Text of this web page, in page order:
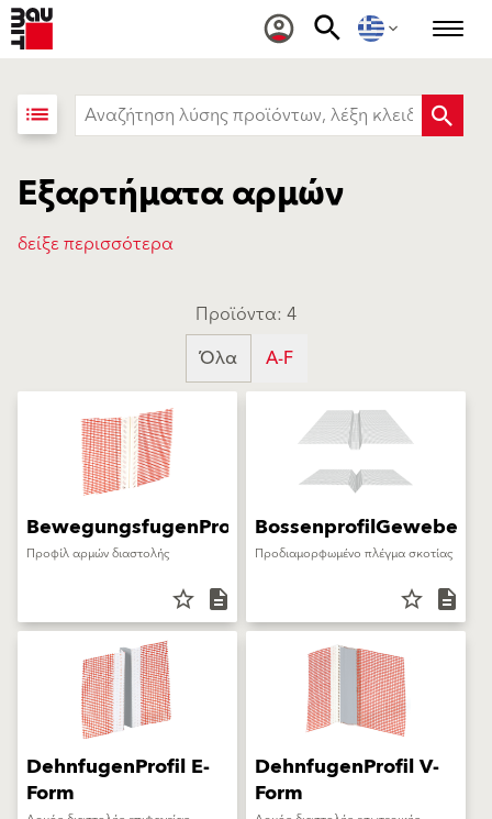
list
Εξαρτήματα αρμών
δείξε περισσότερα
Προϊόντα: 4
Όλα
A-F
BewegungsfugenProfil
Προφίλ αρμών διαστολής
star_border description
BossenprofilGewebe
Προδιαμορφωμένο πλέγμα σκοτίας
star_border description
DehnfugenProfil E-
Form
DehnfugenProfil V-
Form